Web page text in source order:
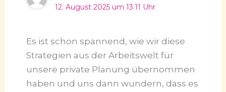
12. August 2025 um 13:11 Uhr
Es ist schon spannend, wie wir diese
Strategien aus der Arbeitswelt für
unsere private Planung übernommen
haben und uns dann wundern, dass es